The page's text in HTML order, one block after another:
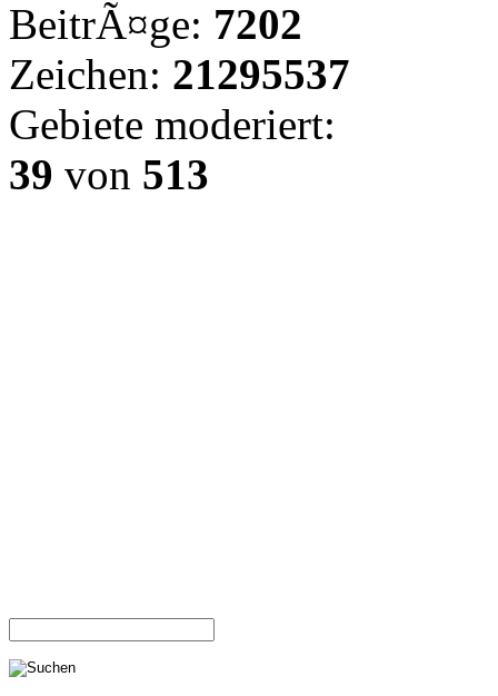
BeitrÃ¤ge: 7202
Zeichen: 21295537
Gebiete moderiert:
39 von 513